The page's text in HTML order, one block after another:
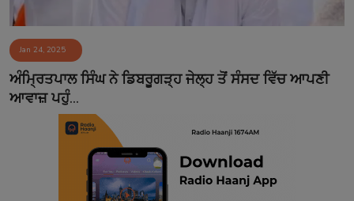
Jan 24, 2025
ਅੰਮ੍ਰਿਤਪਾਲ ਸਿੰਘ ਨੇ ਡਿਬਰੂਗੜ੍ਹ ਜੇਲ੍ਹ ਤੋਂ ਸੰਸਦ ਵਿੱਚ ਆਪਣੀ
ਆਵਾਜ਼ ਪਹੁੰ...